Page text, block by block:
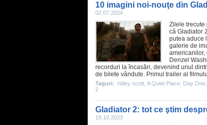
10 imagini noi-nouţe din
02.07.2024
Zilele
că Gladiator 2
putea aduce
galerie de
americanilor,
Denzel
recorduri la încasări, devenind unul
de bilete vândute. Primul trailer al
Taguri: ridley scott A Quiet Place: Day One
2
Gladiator 2: tot ce ştim
19.10.2023